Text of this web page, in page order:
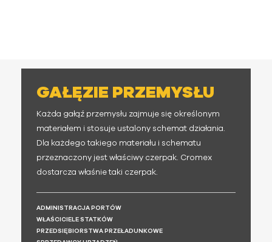
GAŁĘZIE PRZEMYSŁU
Każda gałąź przemysłu zajmuje się określonym
materiałem i stosuje ustalony schemat działania.
Dla każdego takiego materiału i schematu
przeznaczony jest właściwy czerpak. Cromex
dostarcza właśnie taki czerpak.
ADMINISTRACJA PORTÓW
WŁAŚCICIELE STATKÓW
PRZEDSIĘBIORSTWA PRZEŁADUNKOWE